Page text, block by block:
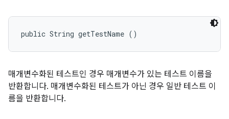
public String getTestName ()
매개변수화된 테스트인 경우 매개변수가 있는 테스트 이름을
반환합니다. 매개변수화된 테스트가 아닌 경우 일반 테스트 이
름을 반환합니다.